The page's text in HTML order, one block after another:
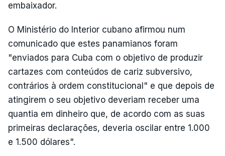
embaixador.
O Ministério do Interior cubano afirmou num
comunicado que estes panamianos foram
"enviados para Cuba com o objetivo de produzir
cartazes com conteúdos de cariz subversivo,
contrários à ordem constitucional" e que depois de
atingirem o seu objetivo deveriam receber uma
quantia em dinheiro que, de acordo com as suas
primeiras declarações, deveria oscilar entre 1.000
e 1.500 dólares".